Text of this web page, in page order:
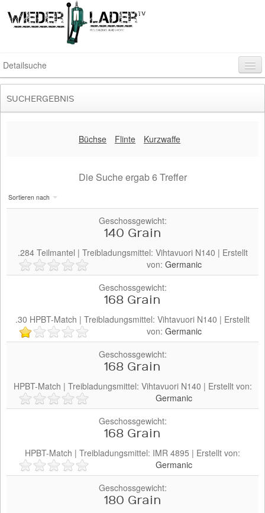
Detailsuche
Rubrik
Pulvertyp
SUCHERGEBNIS
Büchse Flinte Kurzwaffe
Die Suche ergab6 Treffer
Sortieren nach
Geschossgewicht:
140 Grain
.284 Teilmantel | Treibladungsmittel: Vihtavuori N140 | Erstellt
von: Germanic
Geschossgewicht:
168 Grain
.30 HPBT-Match | Treibladungsmittel: Vihtavuori N140 | Erstellt
von: Germanic
Geschossgewicht:
168 Grain
HPBT-Match | Treibladungsmittel: Vihtavuori N140 | Erstellt von:
Germanic
Geschossgewicht:
168 Grain
HPBT-Match | Treibladungsmittel: IMR 4895 | Erstellt von:
Germanic
Geschossgewicht:
180 Grain